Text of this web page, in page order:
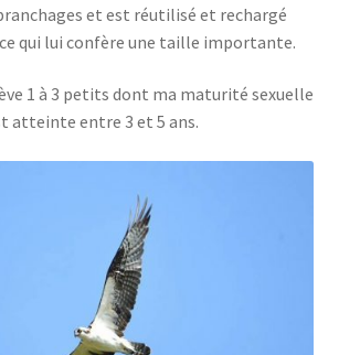
et est réutilisé et rechargé
qui lui confère une taille importante.
1 à 3 petits dont ma maturité sexuelle
atteinte entre 3 et 5 ans.